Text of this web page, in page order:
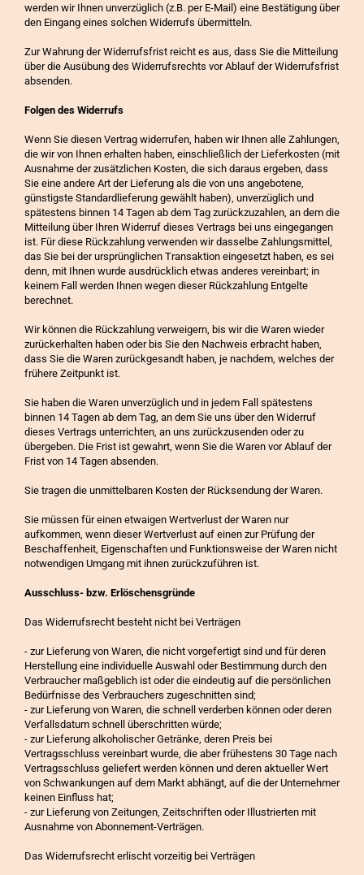
werden wir Ihnen unverzüglich (z.B. per E-Mail) eine Bestätigung über
den Eingang eines solchen Widerrufs übermitteln.
Zur Wahrung der Widerrufsfrist reicht es aus, dass Sie die Mitteilung
über die Ausübung des Widerrufsrechts vor Ablauf der Widerrufsfrist
absenden.
Folgen des Widerrufs
Wenn Sie diesen Vertrag widerrufen, haben wir Ihnen alle Zahlungen,
die wir von Ihnen erhalten haben, einschließlich der Lieferkosten (mit
Ausnahme der zusätzlichen Kosten, die sich daraus ergeben, dass
Sie eine andere Art der Lieferung als die von uns angebotene,
günstigste Standardlieferung gewählt haben), unverzüglich und
spätestens binnen 14 Tagen ab dem Tag zurückzuzahlen, an dem die
Mitteilung über Ihren Widerruf dieses Vertrags bei uns eingegangen
ist. Für diese Rückzahlung verwenden wir dasselbe Zahlungsmittel,
das Sie bei der ursprünglichen Transaktion eingesetzt haben, es sei
denn, mit Ihnen wurde ausdrücklich etwas anderes vereinbart; in
keinem Fall werden Ihnen wegen dieser Rückzahlung Entgelte
berechnet.
Wir können die Rückzahlung verweigern, bis wir die Waren wieder
zurückerhalten haben oder bis Sie den Nachweis erbracht haben,
dass Sie die Waren zurückgesandt haben, je nachdem, welches der
frühere Zeitpunkt ist.
Sie haben die Waren unverzüglich und in jedem Fall spätestens
binnen 14 Tagen ab dem Tag, an dem Sie uns über den Widerruf
dieses Vertrags unterrichten, an uns zurückzusenden oder zu
übergeben. Die Frist ist gewahrt, wenn Sie die Waren vor Ablauf der
Frist von 14 Tagen absenden.
Sie tragen die unmittelbaren Kosten der Rücksendung der Waren.
Sie müssen für einen etwaigen Wertverlust der Waren nur
aufkommen, wenn dieser Wertverlust auf einen zur Prüfung der
Beschaffenheit, Eigenschaften und Funktionsweise der Waren nicht
notwendigen Umgang mit ihnen zurückzuführen ist.
Ausschluss- bzw. Erlöschensgründe
Das Widerrufsrecht besteht nicht bei Verträgen
- zur Lieferung von Waren, die nicht vorgefertigt sind und für deren
Herstellung eine individuelle Auswahl oder Bestimmung durch den
Verbraucher maßgeblich ist oder die eindeutig auf die persönlichen
Bedürfnisse des Verbrauchers zugeschnitten sind;
- zur Lieferung von Waren, die schnell verderben können oder deren
Verfallsdatum schnell überschritten würde;
- zur Lieferung alkoholischer Getränke, deren Preis bei
Vertragsschluss vereinbart wurde, die aber frühestens 30 Tage nach
Vertragsschluss geliefert werden können und deren aktueller Wert
von Schwankungen auf dem Markt abhängt, auf die der Unternehmer
keinen Einfluss hat;
- zur Lieferung von Zeitungen, Zeitschriften oder Illustrierten mit
Ausnahme von Abonnement-Verträgen.
Das Widerrufsrecht erlischt vorzeitig bei Verträgen